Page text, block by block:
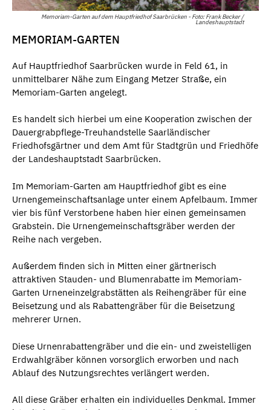
Memoriam-Garten auf dem Hauptfriedhof Saarbrücken - Foto: Frank Becker /
Landeshauptstadt
MEMORIAM-GARTEN
Auf Hauptfriedhof Saarbrücken wurde in Feld 61, in
unmittelbarer Nähe zum Eingang Metzer Straße, ein
Memoriam-Garten angelegt.
Es handelt sich hierbei um eine Kooperation zwischen der
Dauergrabpflege-Treuhandstelle Saarländischer
Friedhofsgärtner und dem Amt für Stadtgrün und Friedhöfe
der Landeshauptstadt Saarbrücken.
Im Memoriam-Garten am Hauptfriedhof gibt es eine
Urnengemeinschaftsanlage unter einem Apfelbaum. Immer
vier bis fünf Verstorbene haben hier einen gemeinsamen
Grabstein. Die Urnengemeinschaftsgräber werden der
Reihe nach vergeben.
Außerdem finden sich in Mitten einer gärtnerisch
attraktiven Stauden- und Blumenrabatte im Memoriam-
Garten Urneneinzelgrabstätten als Reihengräber für eine
Beisetzung und als Rabattengräber für die Beisetzung
mehrerer Urnen.
Diese Urnenrabattengräber und die ein- und zweistelligen
Erdwahlgräber können vorsorglich erworben und nach
Ablauf des Nutzungsrechtes verlängert werden.
All diese Gräber erhalten ein individuelles Denkmal. Immer